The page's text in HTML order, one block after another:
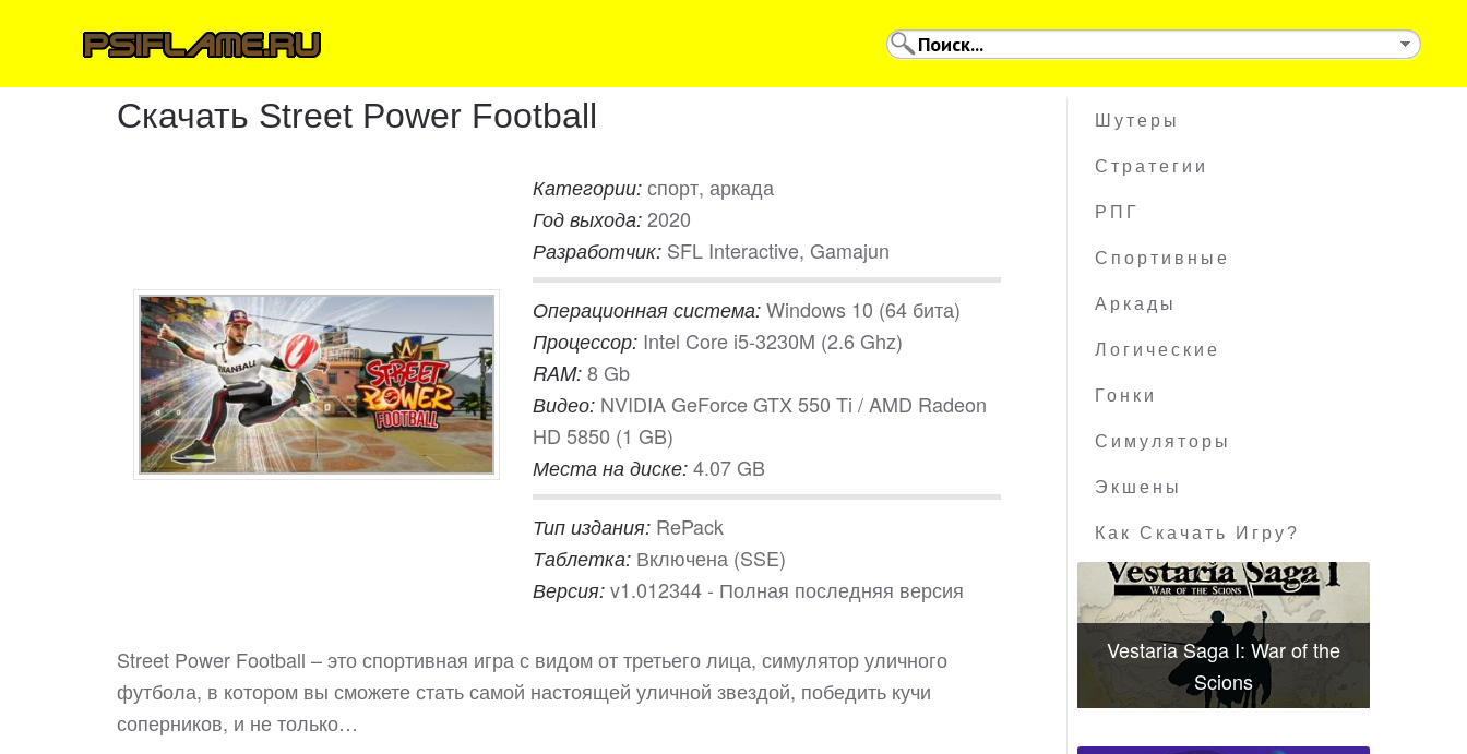
Скачать Street Power Football
Категории: спорт, аркада
Год выхода: 2020
Разработчик: SFL Interactive, Gamajun
Операционная система: Windows 10 (64 бита)
Процессор: Intel Core i5-3230M (2.6 Ghz)
RAM: 8 Gb
Видео: NVIDIA GeForce GTX 550 Ti / AMD Radeon
HD 5850 (1 GB)
Места на диске: 4.07 GB
Тип издания: RePack
Таблетка: Включена (SSE)
Версия: v1.012344 - Полная последняя версия
Street Power Football – это спортивная игра с видом от третьего лица, симулятор уличного
футбола, в котором вы сможете стать самой настоящей уличной звездой, победить кучи
соперников, и не только…
Шутеры
Стратегии
РПГ
Спортивные
Аркады
Логические
Гонки
Симуляторы
Экшены
Как Скачать Игру?
Vestaria Saga I: War of the
Scions